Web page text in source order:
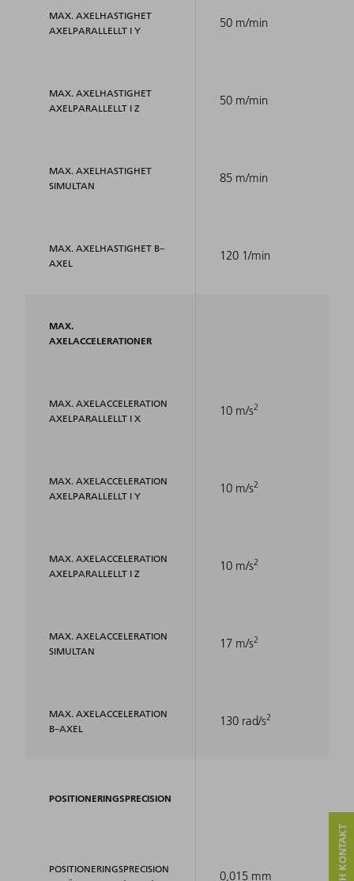
MAX. AXELHASTIGHET
AXELPARALLELLT I Y
MAX. AXELHASTIGHET
AXELPARALLELLT I Z
MAX. AXELHASTIGHET
SIMULTAN
MAX. AXELHASTIGHET B–
AXEL
MAX.
AXELACCELERATIONER
MAX. AXELACCELERATION
AXELPARALLELLT I X
MAX. AXELACCELERATION
AXELPARALLELLT I Y
MAX. AXELACCELERATION
AXELPARALLELLT I Z
MAX. AXELACCELERATION
SIMULTAN
MAX. AXELACCELERATION
B–AXEL
POSITIONERINGSPRECISION
POSITIONERINGSPRECISION
50 m/min
50 m/min
85 m/min
120 1/min
10 m/s2
10 m/s2
10 m/s2
17 m/s2
130 rad/s2
0,015 mm